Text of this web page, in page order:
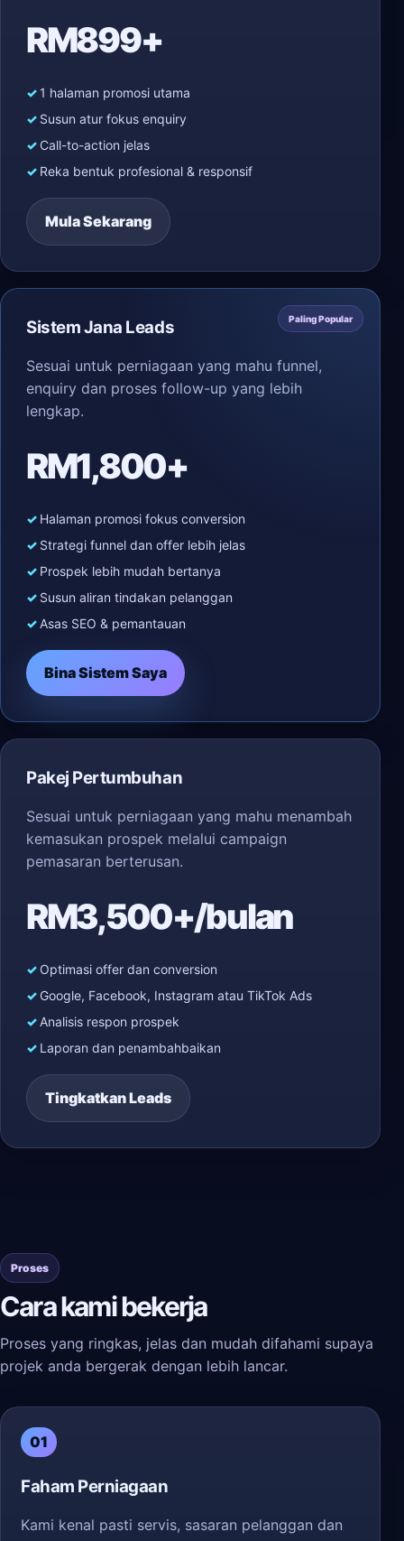
RM899+
1 halaman promosi utama
Susun atur fokus enquiry
Call-to-action jelas
Reka bentuk profesional & responsif
Mula Sekarang
Paling Popular
Sistem Jana Leads
Sesuai untuk perniagaan yang mahu funnel,
enquiry dan proses follow-up yang lebih
lengkap.
RM1,800+
Halaman promosi fokus conversion
Strategi funnel dan offer lebih jelas
Prospek lebih mudah bertanya
Susun aliran tindakan pelanggan
Asas SEO & pemantauan
Bina Sistem Saya
Pakej Pertumbuhan
Sesuai untuk perniagaan yang mahu menambah
kemasukan prospek melalui campaign
pemasaran berterusan.
RM3,500+/bulan
Optimasi offer dan conversion
Google, Facebook, Instagram atau TikTok Ads
Analisis respon prospek
Laporan dan penambahbaikan
Tingkatkan Leads
Proses
Cara kami bekerja
Proses yang ringkas, jelas dan mudah difahami supaya
projek anda bergerak dengan lebih lancar.
01
Faham Perniagaan
Kami kenal pasti servis, sasaran pelanggan dan